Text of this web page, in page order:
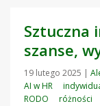
Sztuczna
szanse,
19 lutego 2025 |
AI w HR
RODO
różności